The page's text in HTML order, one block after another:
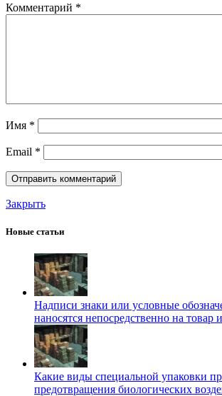
Комментарий *
Имя *
Email *
Закрыть
Новые статьи
Надписи знаки или условные
наносятся непосредственно на товар
Какие виды специальной упаковки
предотвращения биологических